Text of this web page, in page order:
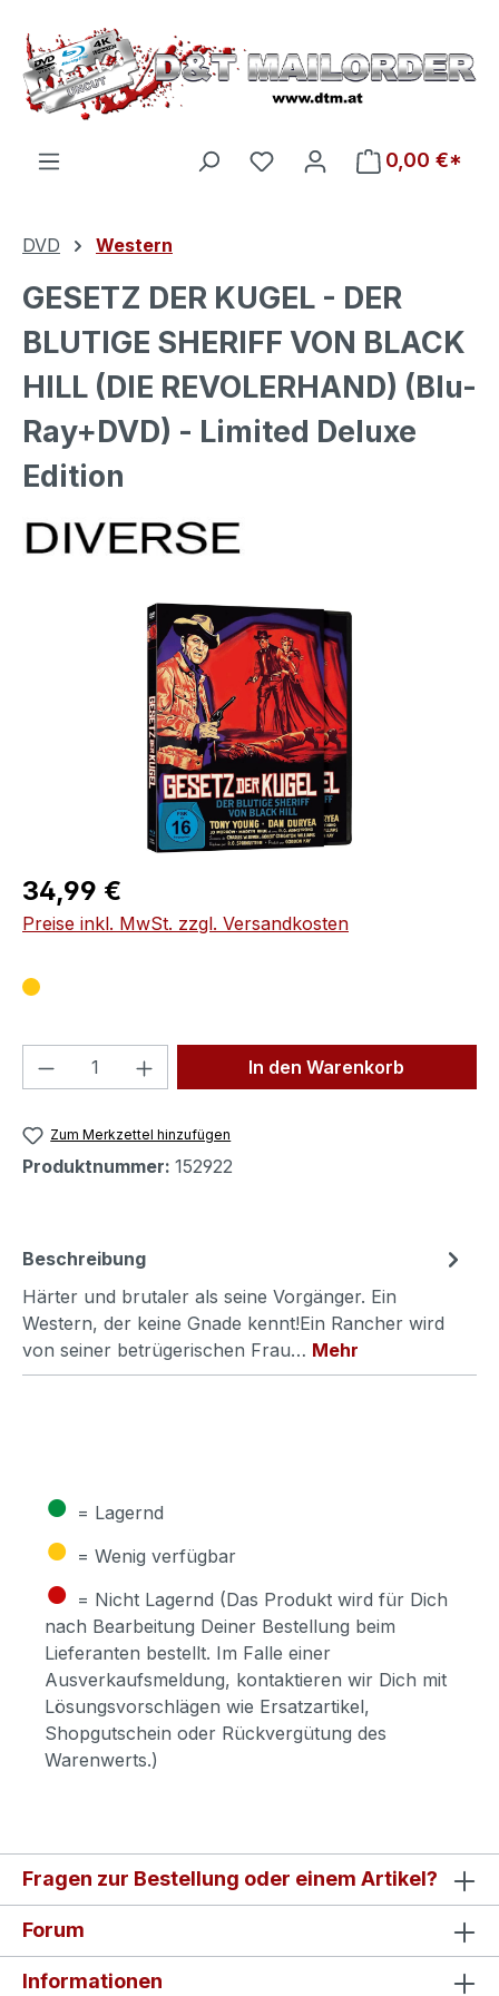
Zum Hauptinhalt springen
Du hast 0 Produkte auf
0,00 €*
DVD Western
GESETZ DER KUGEL - DER
BLUTIGE SHERIFF VON BLACK
HILL (DIE REVOLERHAND) (Blu-
Ray+DVD) - Limited Deluxe
Edition
Bildergalerie überspringen
Regulärer Preis:
34,99 €
Preise inkl. MwSt. zzgl. Versandkosten
Produkt Anzahl: Gib denIn den Warenkorb
Zum Merkzettel hinzufügen
Produktnummer: 152922
Beschreibung
Härter und brutaler als seine Vorgänger. Ein
Western, der keine Gnade kennt!Ein Rancher wird
von seiner betrügerischen Frau… Mehr
● = Lagernd
● = Wenig verfügbar
● = Nicht Lagernd (Das Produkt wird für Dich
nach Bearbeitung Deiner Bestellung beim
Lieferanten bestellt. Im Falle einer
Ausverkaufsmeldung, kontaktieren wir Dich mit
Lösungsvorschlägen wie Ersatzartikel,
Shopgutschein oder Rückvergütung des
Warenwerts.)
Fragen zur Bestellung oder einem Artikel?
Forum
Informationen